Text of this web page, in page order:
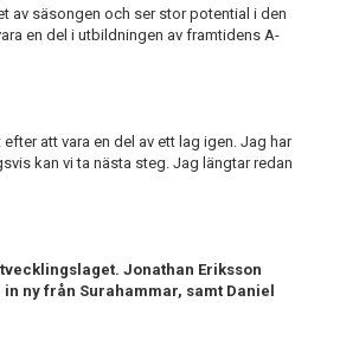
av säsongen och ser stor potential i den
en del i utbildningen av framtidens A-
att vara en del av ett lag igen. Jag har
kan vi ta nästa steg. Jag längtar redan
Jonathan Eriksson
ny från Surahammar, samt Daniel